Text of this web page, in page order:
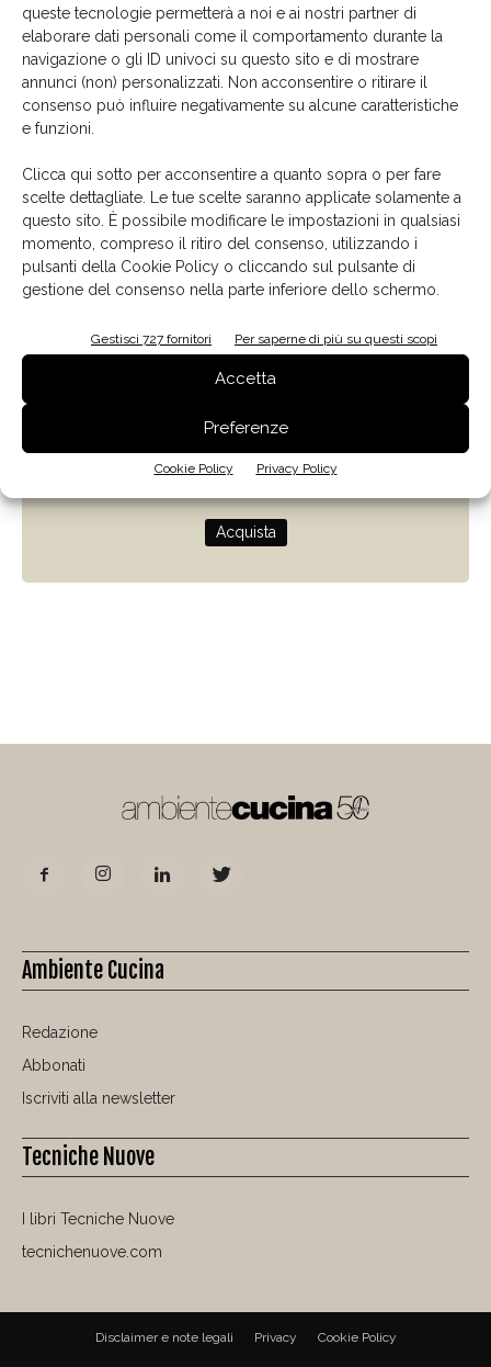
queste tecnologie permetterà a noi e ai nostri partner di
elaborare dati personali come il comportamento durante la
navigazione o gli ID univoci su questo sito e di mostrare
annunci (non) personalizzati. Non acconsentire o ritirare il
consenso può influire negativamente su alcune caratteristiche
e funzioni.
Clicca qui sotto per acconsentire a quanto sopra o per fare
scelte dettagliate. Le tue scelte saranno applicate solamente a
questo sito. È possibile modificare le impostazioni in qualsiasi
momento, compreso il ritiro del consenso, utilizzando i
pulsanti della Cookie Policy o cliccando sul pulsante di
gestione del consenso nella parte inferiore dello schermo.
Gestisci 727 fornitori Per saperne di più su questi scopi
Accetta
Preferenze
Cookie Policy Privacy Policy
Progettare con la luce naturale
di Giulio Camiz
Acquista
Ambiente Cucina
Redazione
Abbonati
Iscriviti alla newsletter
Tecniche Nuove
I libri Tecniche Nuove
tecnichenuove.com
Disclaimer e note legali Privacy Cookie Policy